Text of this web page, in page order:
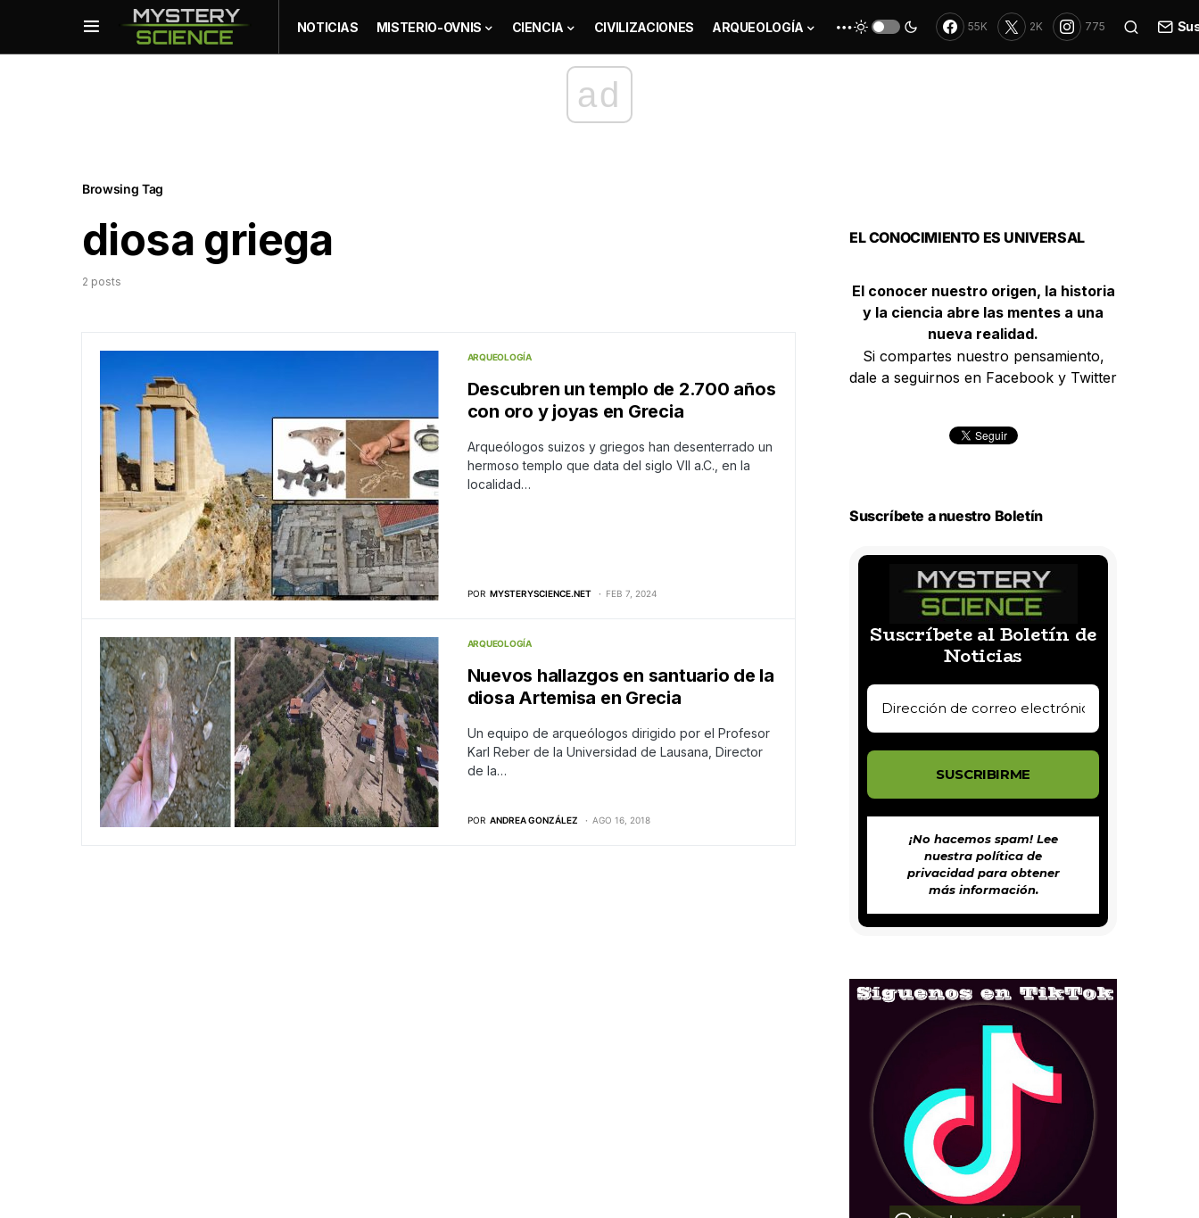
NOTICIAS MISTERIO-OVNIS CIENCIA CIVILIZACIONES ARQUEOLOGÍA 55K 2K 775
ad
Browsing Tag
diosa griega
2 posts
ARQUEOLOGÍA
Descubren un templo de 2.700 años
con oro y joyas en Grecia
Arqueólogos suizos y griegos han desenterrado un
hermoso templo que data del siglo VII a.C., en la
localidad…
POR MYSTERYSCIENCE.NET FEB 7, 2024
ARQUEOLOGÍA
Nuevos hallazgos en santuario de la
diosa Artemisa en Grecia
Un equipo de arqueólogos dirigido por el Profesor
Karl Reber de la Universidad de Lausana, Director
de la…
POR ANDREA GONZÁLEZ AGO 16, 2018
EL CONOCIMIENTO ES UNIVERSAL
El conocer nuestro origen, la historia
y la ciencia abre las mentes a una
nueva realidad.
Si compartes nuestro pensamiento,
dale a seguirnos en Facebook y Twitter
Suscríbete a nuestro Boletín
Suscríbete al Boletín de
Noticias
¡No hacemos spam! Lee
nuestra política de
privacidadpara obtener
más información.